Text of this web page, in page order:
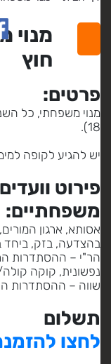
מנוי
חוץ
פרטים:
מנוי משפחתי, כל
18).
יש להגיע לקופה
פירוט
משפחתיים:
אסותא, ארגון המורים,
בהצדעה, בזק, ביחד
הר"י – ההסתדרות
נפשונית, קוקה
שווה – ההסתדרות
תשלום
לחצו